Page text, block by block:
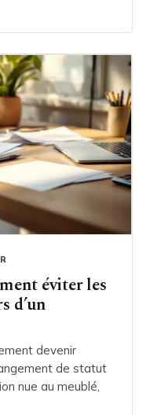
éviter les
d’un
devenir
de statut
nue au meublé,